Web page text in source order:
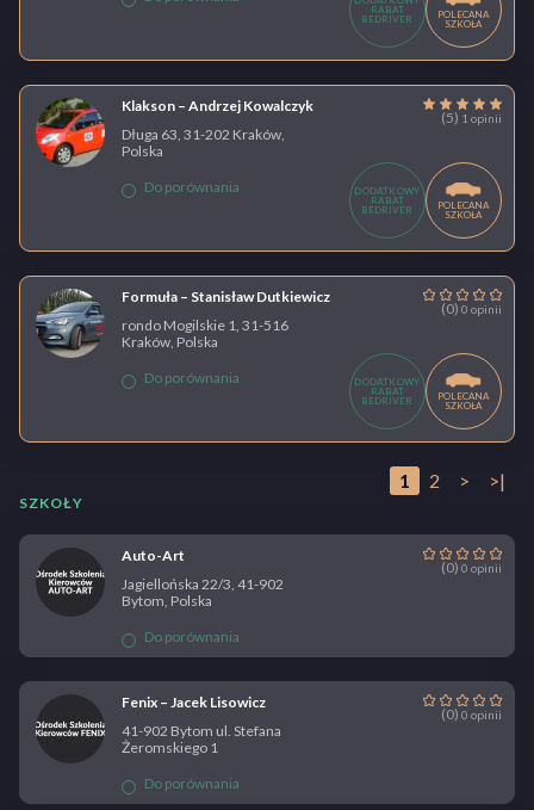
RABAT
BEDRIVER
POLECANA
SZKOŁA
Klakson – Andrzej Kowalczyk
(5) 1 opinii
Długa 63, 31-202 Kraków,
Polska
Do porównania
DODATKOWY
RABAT
BEDRIVER
POLECANA
SZKOŁA
Formuła – Stanisław Dutkiewicz
(0) 0 opinii
rondo Mogilskie 1, 31-516
Kraków, Polska
Do porównania
DODATKOWY
RABAT
BEDRIVER
POLECANA
SZKOŁA
1 2 > >|
SZKOŁY
Auto-Art
(0) 0 opinii
Jagiellońska 22/3, 41-902
Bytom, Polska
Do porównania
Fenix – Jacek Lisowicz
(0) 0 opinii
41-902 Bytom ul. Stefana
Żeromskiego 1
Do porównania